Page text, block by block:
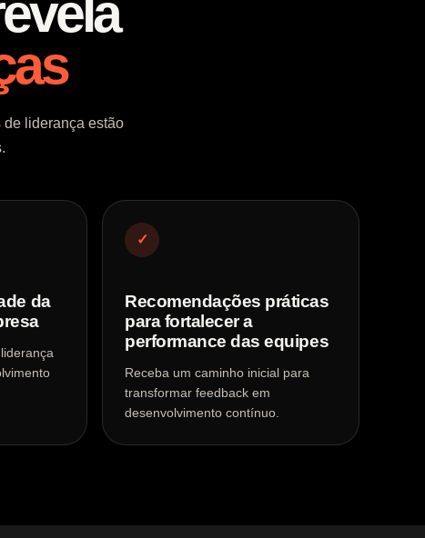
liderança estão
da
✓
Recomendações práticas
para fortalecer a
performance das equipes
Receba um caminho inicial para
transformar feedback em
desenvolvimento contínuo.